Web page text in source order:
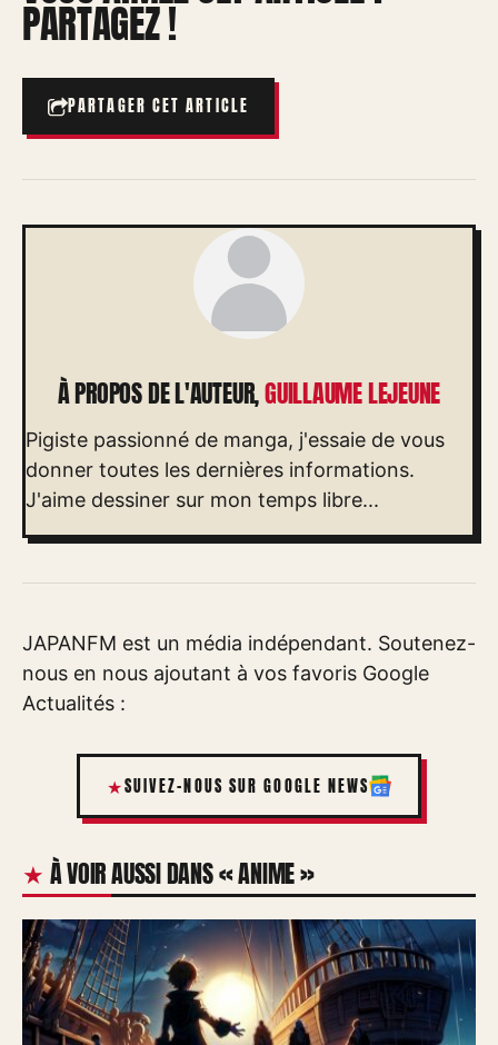
PARTAGEZ !
PARTAGER CET ARTICLE
À PROPOS DE L'AUTEUR,GUILLAUME LEJEUNE
Pigiste passionné de manga, j'essaie de vous
donner toutes les dernières informations.
J'aime dessiner sur mon temps libre...
JAPANFM est un média indépendant. Soutenez-
nous en nous ajoutant à vos favoris Google
Actualités :
SUIVEZ-NOUS SUR GOOGLE NEWS
À VOIR AUSSI DANS « ANIME »